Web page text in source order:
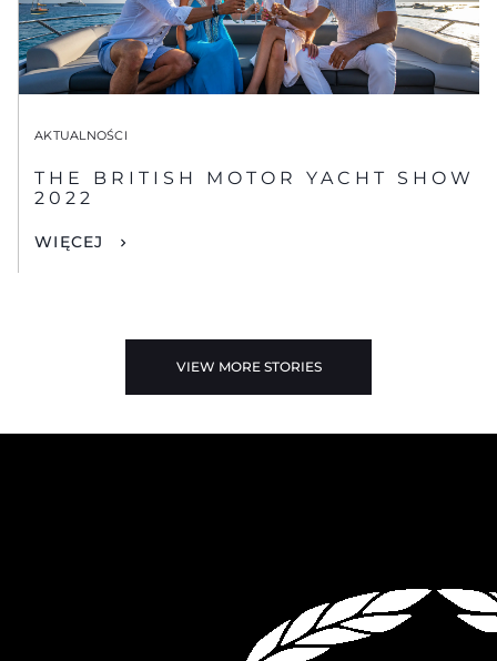
AKTUALNOŚCI
THE BRITISH MOTOR YACHT SHOW
2022
WIĘCEJ
VIEW MORE STORIES